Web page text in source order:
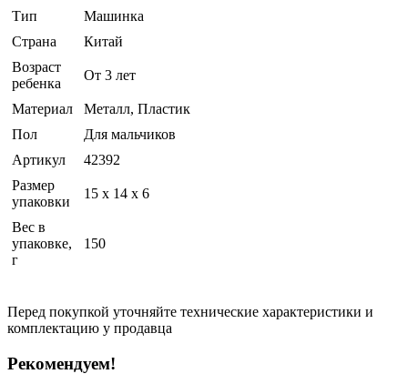
Тип
Машинка
Страна
Китай
Возраст
ребенка
От 3 лет
Материал
Металл, Пластик
Пол
Для мальчиков
Артикул
42392
Размер
упаковки
15 x 14 x 6
Вес в
упаковке,
г
150
Перед покупкой уточняйте технические характеристики и
комплектацию у продавца
Рекомендуем!